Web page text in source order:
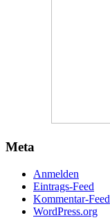
Meta
Anmelden
Eintrags-Feed
Kommentar-Feed
WordPress.org